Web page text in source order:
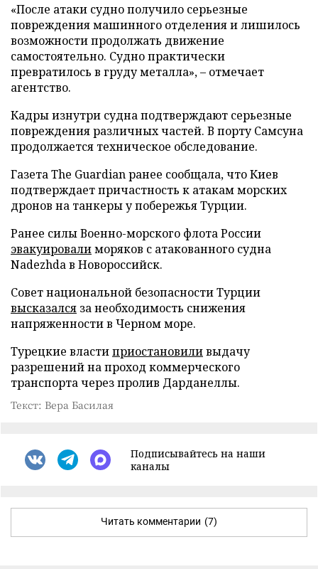
«После атаки судно получило серьезные
повреждения машинного отделения и лишилось
возможности продолжать движение
самостоятельно. Судно практически
превратилось в груду металла», – отмечает
агентство.
Кадры изнутри судна подтверждают серьезные
повреждения различных частей. В порту Самсуна
продолжается техническое обследование.
Газета The Guardian ранее сообщала, что Киев
подтверждает причастность к атакам морских
дронов на танкеры у побережья Турции.
Ранее силы Военно-морского флота России
эвакуировалиморяков с атакованного судна
Nadezhda в Новороссийск.
Совет национальной безопасности Турции
высказался за необходимость снижения
напряженности в Черном море.
Турецкие властиприостановиливыдачу
разрешений на проход коммерческого
транспорта через пролив Дарданеллы.
Текст: Вера Басилая
Подписывайтесь на наши
каналы
Читать комментарии (7)